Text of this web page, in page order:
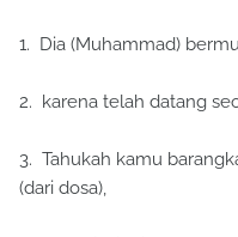
1. Dia (Muhammad)
2. karena telah datang
3. Tahukah kamu
(dari dosa),